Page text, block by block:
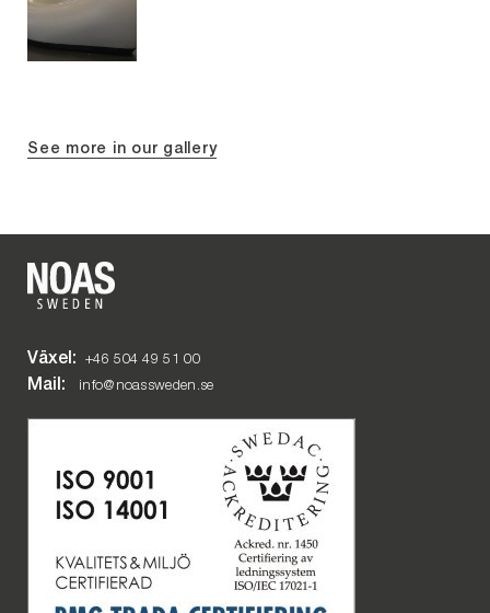
See more in our gallery
Växel: +46 504 49 51 00
Mail: info@noassweden.se